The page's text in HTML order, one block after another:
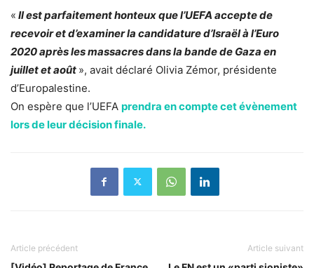
« Il est parfaitement honteux que l’UEFA accepte de
recevoir et d’examiner la candidature d’Israël à l’Euro
2020 après les massacres dans la bande de Gaza en
juillet et août », avait déclaré Olivia Zémor, présidente
d’Europalestine.
On espère que l’UEFA prendra en compte cet évènement
lors de leur décision finale.
Article précédent Article suivant